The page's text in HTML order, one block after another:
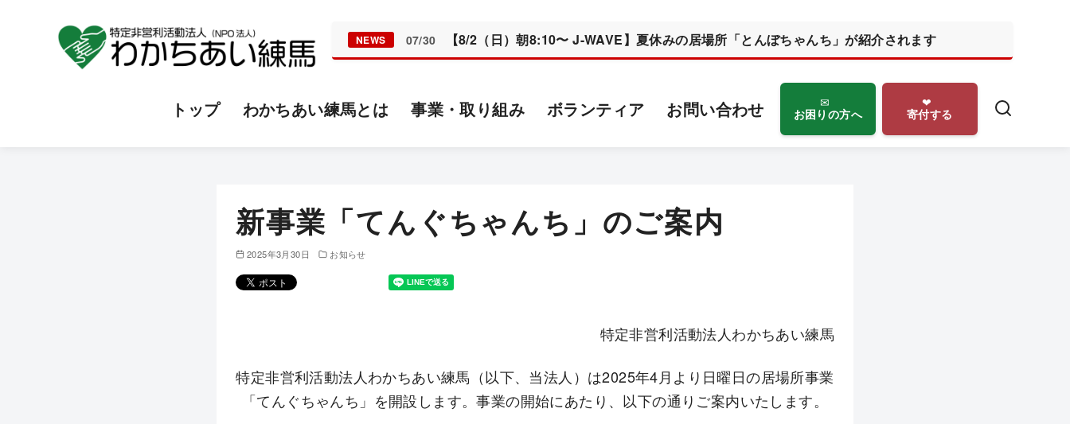
NEWS 07/30 【8/2（日）朝8:10〜 J-WAVE】夏休みの居場所「とんぼちゃんち」が紹介されます
トップ わかちあい練馬とは 事業・取り組み ボランティア お問い合わせ お困りの方へ 寄付する
新事業「てんぐちゃんち」のご案内
2025年3月30日 お知らせ
特定非営利活動法人わかちあい練馬
特定非営利活動法人わかちあい練馬（以下、当法人）は2025年4月より日曜日の居場所事業
「てんぐちゃんち」を開設します。事業の開始にあたり、以下の通りご案内いたします。